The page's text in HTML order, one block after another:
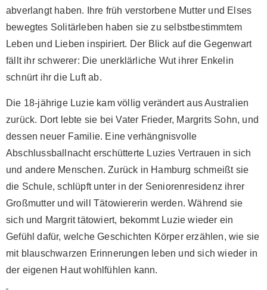
abverlangt haben. Ihre früh verstorbene Mutter und Elses
bewegtes Solitärleben haben sie zu selbstbestimmtem
Leben und Lieben inspiriert. Der Blick auf die Gegenwart
fällt ihr schwerer: Die unerklärliche Wut ihrer Enkelin
schnürt ihr die Luft ab.
Die 18-jährige Luzie kam völlig verändert aus Australien
zurück. Dort lebte sie bei Vater Frieder, Margrits Sohn, und
dessen neuer Familie. Eine verhängnisvolle
Abschlussballnacht erschütterte Luzies Vertrauen in sich
und andere Menschen. Zurück in Hamburg schmeißt sie
die Schule, schlüpft unter in der Seniorenresidenz ihrer
Großmutter und will Tätowiererin werden. Während sie
sich und Margrit tätowiert, bekommt Luzie wieder ein
Gefühl dafür, welche Geschichten Körper erzählen, wie sie
mit blauschwarzen Erinnerungen leben und sich wieder in
der eigenen Haut wohlfühlen kann.